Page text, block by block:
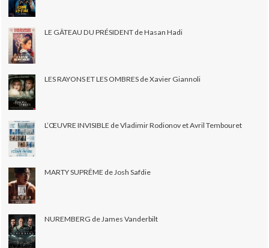
LE GÂTEAU DU PRÉSIDENT de Hasan Hadi
LES RAYONS ET LES OMBRES de Xavier Giannoli
L’ŒUVRE INVISIBLE de Vladimir Rodionov et Avril Tembouret
MARTY SUPRÊME de Josh Safdie
NUREMBERG de James Vanderbilt